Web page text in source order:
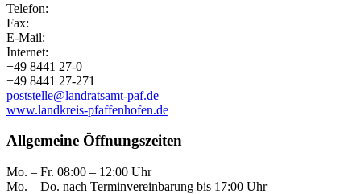
Telefon:
Fax:
E-Mail:
Internet:
+49 8441 27-0
+49 8441 27-271
poststelle@landratsamt-paf.de
www.landkreis-pfaffenhofen.de
Allgemeine Öffnungszeiten
Mo. – Fr. 08:00 – 12:00 Uhr
Mo. – Do. nach Terminvereinbarung bis 17:00 Uhr